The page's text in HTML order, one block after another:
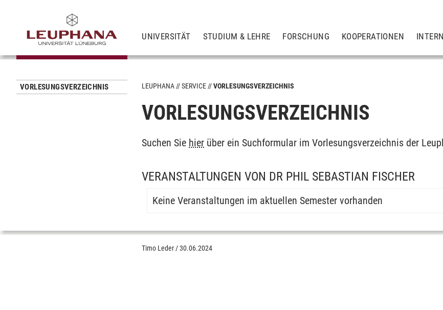
UNIVERSITÄT STUDIUM & LEHRE FORSCHUNG KOOPERATIONEN
VORLESUNGSVERZEICHNIS LEUPHANA SERVICE VORLESUNGSVERZEICHNIS
VORLESUNGSVERZEICHNIS
Suchen Sie hier über ein Suchformular im Vorlesungsverzeichnis der
VERANSTALTUNGEN VON DR PHIL SEBASTIAN FISCHER
Keine Veranstaltungen im aktuellen Semester vorhanden
Timo Leder /30.06.2024